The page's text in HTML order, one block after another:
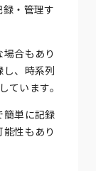
・管理す
合もあり
、時系列
ています。
単に記録
性もあり